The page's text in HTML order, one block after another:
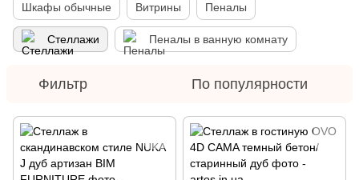
Шкафы обычные Витрины Пеналы
Стеллажи Пеналы в ванную комнату
Фильтр По популярности